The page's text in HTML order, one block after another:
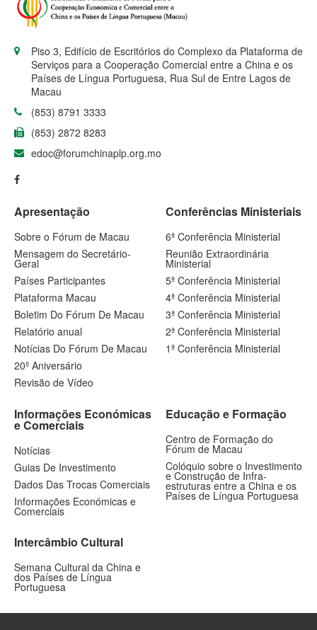
Piso 3, Edifício de Escritórios do Complexo da Plataforma de
Serviços para a Cooperação Comercial entre a China e os
Países de Língua Portuguesa, Rua Sul de Entre Lagos de
Macau
(853) 8791 3333
(853) 2872 8283
edoc@forumchinaplp.org.mo
Apresentação
Sobre o Fórum de Macau
Mensagem do Secretário-
Geral
Países Participantes
Plataforma Macau
Boletim Do Fórum De Macau
Relatório anual
Notícias Do Fórum De Macau
20º Aniversário
Revisão de Vídeo
Conferências Ministeriais
6ª Conferência Ministerial
Reunião Extraordinária
Ministerial
5ª Conferência Ministerial
4ª Conferência Ministerial
3ª Conferência Ministerial
2ª Conferência Ministerial
1ª Conferência Ministerial
Informações Económicas
e Comerciais
Notícias
Guias De Investimento
Dados Das Trocas Comerciais
Informações Económicas e
Comerciais
Intercâmbio Cultural
Semana Cultural da China e
dos Países de Língua
Portuguesa
Educação e Formação
Centro de Formação do
Fórum de Macau
Colóquio sobre o Investimento
e Construção de Infra-
estruturas entre a China e os
Países de Língua Portuguesa